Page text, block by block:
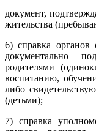
документ,
жительства
6) справка органов
документально
родителями
воспитанию,
либо
(детьми);
7) справка